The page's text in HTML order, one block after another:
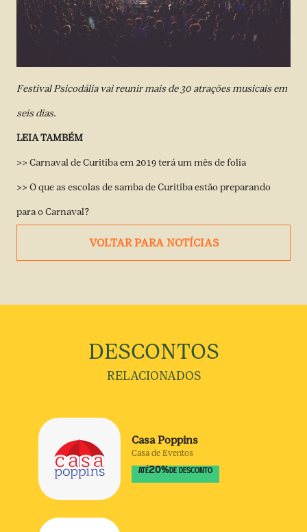
Festival Psicodália vai reunir mais de 30 atrações musicais em
seis dias.
LEIA TAMBÉM
>> Carnaval de Curitiba em 2019 terá um mês de folia
>> O que as escolas de samba de Curitiba estão preparando
para o Carnaval?
VOLTAR PARA NOTÍCIAS
DESCONTOS
RELACIONADOS
Casa Poppins
Casa de Eventos
ATÉ20% DE DESCONTO